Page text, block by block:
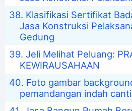
Klasifikasi Sertifikat
Jasa Konstruksi
Gedung
Jeli Melihat Peluang:
KEWIRAUSAHAAN
Foto gambar
pemandangan indah